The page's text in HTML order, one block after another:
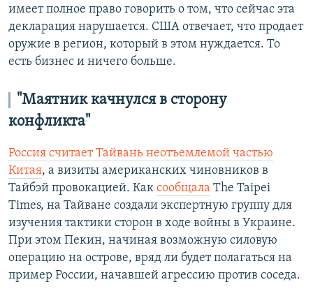
имеет полное право говорить о том, что сейчас эта
декларация нарушается. США отвечает, что продает
оружие в регион, который в этом нуждается. То
есть бизнес и ничего больше.
"Маятник качнулся в сторону
конфликта"
Россия считает Тайвань неотъемлемой частью
Китая, а визиты американских чиновников в
Тайбэй провокацией. Как сообщала The Taipei
Times, на Тайване создали экспертную группу для
изучения тактики сторон в ходе войны в Украине.
При этом Пекин, начиная возможную силовую
операцию на острове, вряд ли будет полагаться на
пример России, начавшей агрессию против соседа.